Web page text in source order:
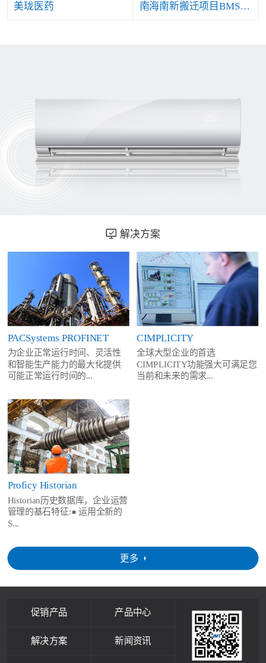
美珑医药 南海南新搬迁项目BMS系统工程
解决方案
更多
PACSystems PROFINET
为企业正常运行时间、灵活性
和智能生产能力的最大化提供
可能正常运行时间的...
CIMPLICITY
全球大型企业的首选
CIMPLICITY功能强大可满足您
当前和未来的需求...
Proficy Historian
Historian历史数据库，企业运营
管理的基石特征:● 运用全新的
S...
促销产品 产品中心
解决方案 新闻资讯